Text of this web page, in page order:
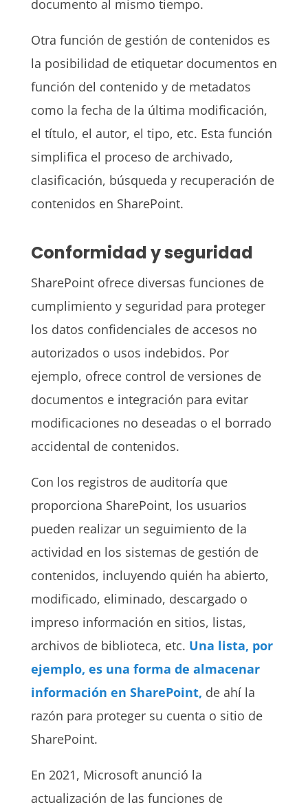
documento al mismo tiempo.
Otra función de gestión de contenidos es
la posibilidad de etiquetar documentos en
función del contenido y de metadatos
como la fecha de la última modificación,
el título, el autor, el tipo, etc. Esta función
simplifica el proceso de archivado,
clasificación, búsqueda y recuperación de
contenidos en SharePoint.
Conformidad y seguridad
SharePoint ofrece diversas funciones de
cumplimiento y seguridad para proteger
los datos confidenciales de accesos no
autorizados o usos indebidos. Por
ejemplo, ofrece control de versiones de
documentos e integración para evitar
modificaciones no deseadas o el borrado
accidental de contenidos.
Con los registros de auditoría que
proporciona SharePoint, los usuarios
pueden realizar un seguimiento de la
actividad en los sistemas de gestión de
contenidos, incluyendo quién ha abierto,
modificado, eliminado, descargado o
impreso información en sitios, listas,
archivos de biblioteca, etc. Una lista, por
ejemplo, es una forma de almacenar
información en SharePoint, de ahí la
razón para proteger su cuenta o sitio de
SharePoint.
En 2021, Microsoft anunció la
actualización de las funciones de